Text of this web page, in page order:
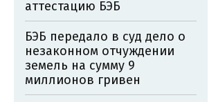
аттестацию БЭБ
БЭБ передало в суд дело о
незаконном отчуждении
земель на сумму 9
миллионов гривен